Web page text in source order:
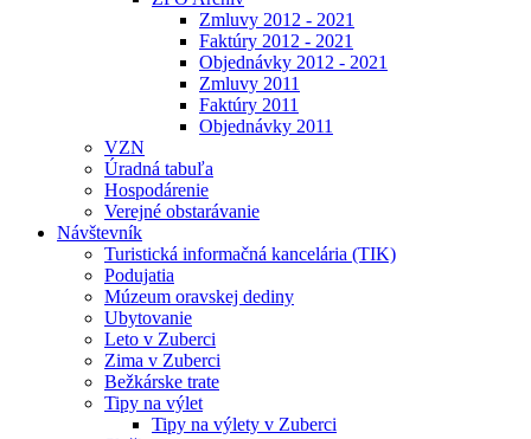
Zmluvy 2012 - 2021
Faktúry 2012 - 2021
Objednávky 2012 - 2021
Zmluvy 2011
Faktúry 2011
Objednávky 2011
VZN
Úradná tabuľa
Hospodárenie
Verejné obstarávanie
Návštevník
Turistická informačná kancelária (TIK)
Podujatia
Múzeum oravskej dediny
Ubytovanie
Leto v Zuberci
Zima v Zuberci
Bežkárske trate
Tipy na výlet
Tipy na výlety v Zuberci